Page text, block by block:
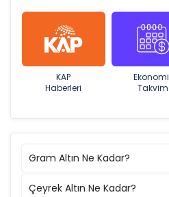
KAP
Haberleri
Takvim
Gram Altın Ne Kadar?
Çeyrek Altın Ne Kadar?